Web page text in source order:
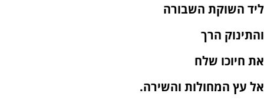
ליד השוקת השבורה
והתינוק הרך
את חיוכו שלח
אל עץ המחולות והשירה.